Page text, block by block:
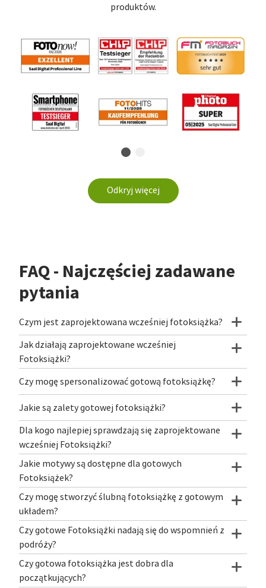
produktów.
Odkryj więcej
FAQ - Najczęściej zadawane
pytania
Czym jest zaprojektowana wcześniej fotoksiążka?
Jak działają zaprojektowane wcześniej
Fotoksiążki?
Czy mogę spersonalizować gotową fotoksiążkę?
Jakie są zalety gotowej fotoksiążki?
Dla kogo najlepiej sprawdzają się zaprojektowane
wcześniej Fotoksiążki?
Jakie motywy są dostępne dla gotowych
Fotoksiążek?
Czy mogę stworzyć ślubną fotoksiążkę z gotowym
układem?
Czy gotowe Fotoksiążki nadają się do wspomnień z
podróży?
Czy gotowa fotoksiążka jest dobra dla
początkujących?